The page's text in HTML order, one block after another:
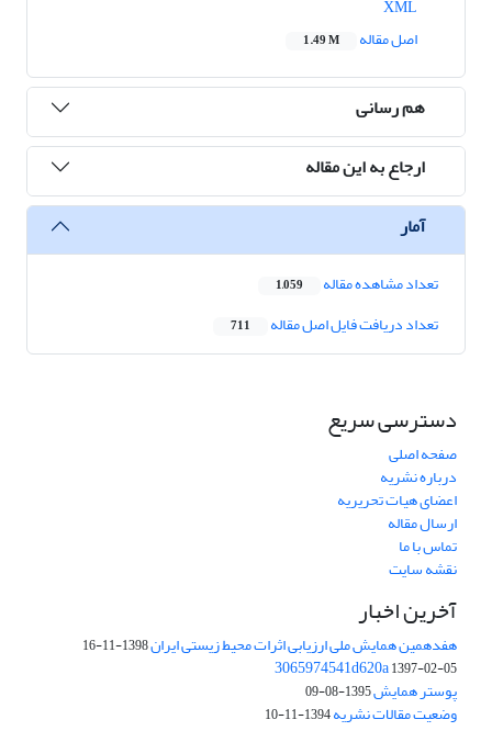
اصل مقاله
1.49 M
هم رسانی
ارجاع به این مقاله
آمار
تعداد مشاهده مقاله 1,059
تعداد دریافت فایل اصل مقاله 711
دسترسی سریع
صفحه اصلی
درباره نشریه
اعضای هیات تحریریه
ارسال مقاله
تماس با ما
نقشه سایت
آخرین اخبار
هفدهمین همایش ملی ارزیابی اثرات محیط زیستی ایران1398-11-16
3065974541d620a1397-02-05
پوستر همایش1395-08-09
وضعیت مقالات نشریه1394-11-10